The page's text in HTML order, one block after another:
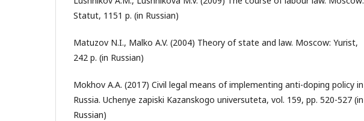
Statut, 1151 p. (in Russian)
Matuzov N.I., Malko A.V. (2004) Theory of state and law. Moscow: Yurist,
242 p. (in Russian)
Mokhov A.A. (2017) Civil legal means of implementing anti-doping policy in
Russia. Uchenye zapiski Kazanskogo universuteta, vol. 159, pp. 520-527 (in
Russian)